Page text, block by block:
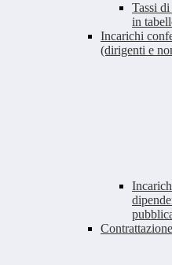
Tassi
in
Incarichi
(dirigenti e